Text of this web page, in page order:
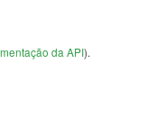
da API).